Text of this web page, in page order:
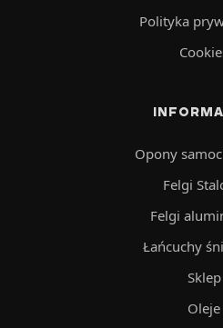
Polityka
Opony
Felgi
Felgi
Łańcuchy
Sklep
Oleje